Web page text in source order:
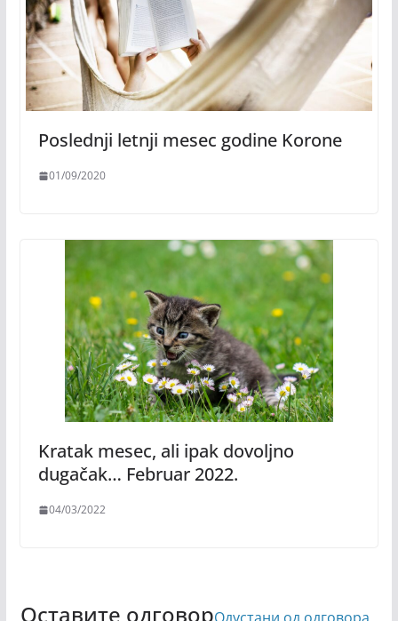
Poslednji letnji mesec godine Korone
01/09/2020
Kratak mesec, ali ipak dovoljno
dugačak… Februar 2022.
04/03/2022
Оставите одговор